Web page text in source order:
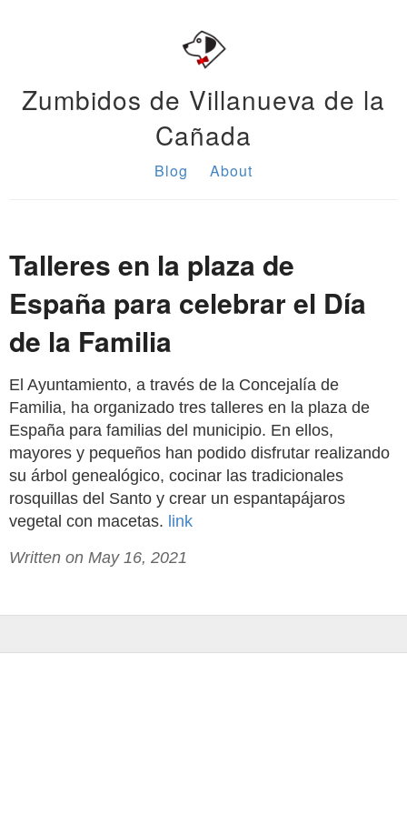
Zumbidos de Villanueva de la
Cañada
Blog About
Talleres en la plaza de
España para celebrar el Día
de la Familia
El Ayuntamiento, a través de la Concejalía de
Familia, ha organizado tres talleres en la plaza de
España para familias del municipio. En ellos,
mayores y pequeños han podido disfrutar realizando
su árbol genealógico, cocinar las tradicionales
rosquillas del Santo y crear un espantapájaros
vegetal con macetas. link
Written on May 16, 2021